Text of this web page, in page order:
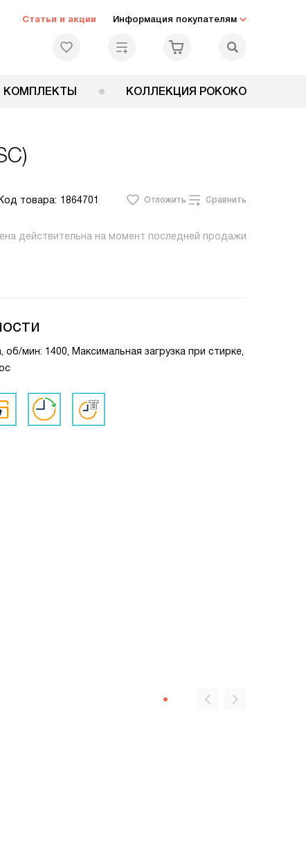
Статьи и акции Информация покупателям
КОМПЛЕКТЫ КОЛЛЕКЦИЯ РОКОКО
Код товара: 1864701 Отложить Сравнить
действительна на момент последней продажи
мин: 1400, Максимальная загрузка при стирке,